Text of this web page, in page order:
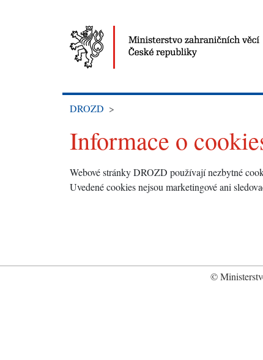
DROZD
Informace o
Webové stránky DROZD používají nezbytné
Uvedené cookies nejsou marketingové ani
©